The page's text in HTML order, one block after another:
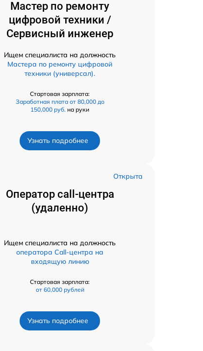
Мастер по ремонту
цифровой техники /
Сервисный инженер
Ищем специалиста на должность
Мастера по ремонту цифровой
техники (универсал).
Стартовая зарплата:
Заработная плата от 80,000 до
150,000 руб. на руки
Узнать подробнее
Открыта
Оператор call-центра
(удаленно)
Ищем специалиста на должность
оператора Call-центра на
входящую линию
Стартовая зарплата:
от 60,000 рублей
Узнать подробнее